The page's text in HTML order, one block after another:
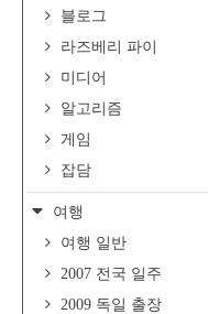
블로그
라즈베리 파이
미디어
알고리즘
게임
잡담
여행
여행 일반
2007 전국 일주
2009 독일 출장